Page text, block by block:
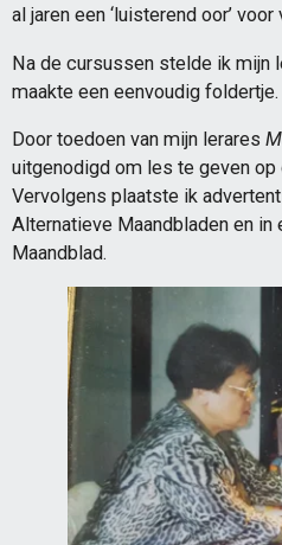
al jaren een ‘luisterend oor’ voor
Na de cursussen stelde ik mijn
maakte een eenvoudig foldertje.
Door toedoen van mijn lerares
uitgenodigd om les te geven
Vervolgens plaatste ik
Alternatieve Maandbladen en in
Maandblad.